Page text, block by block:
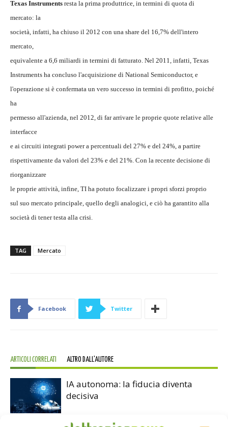
Texas Instruments resta la prima produttrice, in termini di quota di
mercato: la
società, infatti, ha chiuso il 2012 con una share del 16,7% dell'intero
mercato,
equivalente a 6,6 miliardi in termini di fatturato. Nel 2011, infatti, Texas
Instruments ha concluso l'acquisizione di National Semiconductor, e
l'operazione si è confermata un vero successo in termini di profitto, poiché
ha
permesso all'azienda, nel 2012, di far arrivare le proprie quote relative alle
interfacce
e ai circuiti integrati power a percentuali del 27% e del 24%, a partire
rispettivamente da valori del 23% e del 21%. Con la recente decisione di
riorganizzare
le proprie attività, infine, TI ha potuto focalizzare i propri sforzi proprio
sul suo mercato principale, quello degli analogici, e ciò ha garantito alla
società di tener testa alla crisi.
TAG Mercato
Facebook Twitter
ARTICOLI CORRELATI ALTRO DALL'AUTORE
IA autonoma: la fiducia diventa
decisiva